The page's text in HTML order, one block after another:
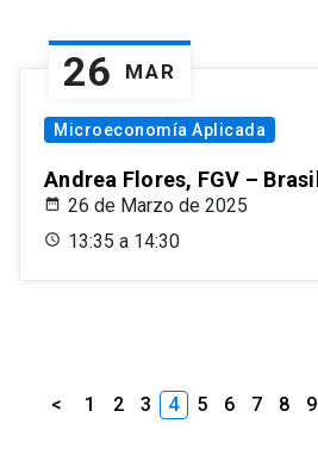
26 MAR
Microeconomía Aplicada
Andrea Flores, FGV – Brasil
26 de Marzo de 2025
13:35 a 14:30
< 1 2 3 4 5 6 7 8 9